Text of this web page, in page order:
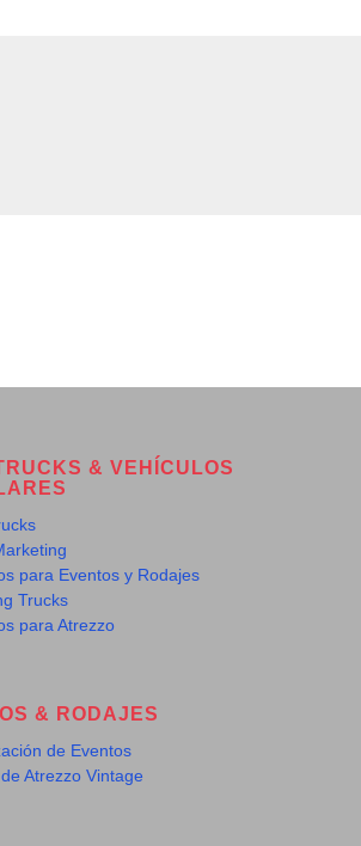
& VEHÍCULOS
para Eventos y Rodajes
Trucks
para Atrezzo
& RODAJES
de Eventos
Atrezzo Vintage